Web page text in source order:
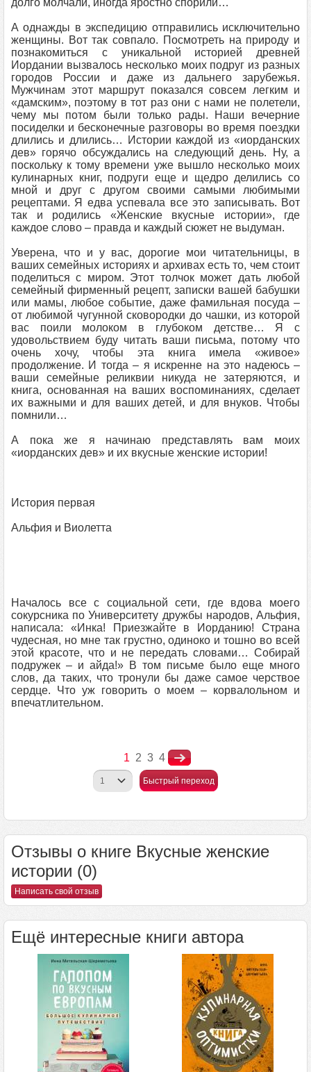
долго молчали, иногда яростно спорили…
А однажды в экспедицию отправились исключительно
женщины. Вот так совпало. Посмотреть на природу и
познакомиться с уникальной историей древней
Иордании вызвалось несколько моих подруг из разных
городов России и даже из дальнего зарубежья.
Мужчинам этот маршрут показался совсем легким и
«дамским», поэтому в тот раз они с нами не полетели,
чему мы потом были только рады. Наши вечерние
посиделки и бесконечные разговоры во время поездки
длились и длились… Истории каждой из «иорданских
дев» горячо обсуждались на следующий день. Ну, а
поскольку к тому времени уже вышло несколько моих
кулинарных книг, подруги еще и щедро делились со
мной и друг с другом своими самыми любимыми
рецептами. Я едва успевала все это записывать. Вот
так и родились «Женские вкусные истории», где
каждое слово – правда и каждый сюжет не выдуман.
Уверена, что и у вас, дорогие мои читательницы, в
ваших семейных историях и архивах есть то, чем стоит
поделиться с миром. Этот толчок может дать любой
семейный фирменный рецепт, записки вашей бабушки
или мамы, любое событие, даже фамильная посуда –
от любимой чугунной сковородки до чашки, из которой
вас поили молоком в глубоком детстве… Я с
удовольствием буду читать ваши письма, потому что
очень хочу, чтобы эта книга имела «живое»
продолжение. И тогда – я искренне на это надеюсь –
ваши семейные реликвии никуда не затеряются, и
книга, основанная на ваших воспоминаниях, сделает
их важными и для ваших детей, и для внуков. Чтобы
помнили…
А пока же я начинаю представлять вам моих
«иорданских дев» и их вкусные женские истории!
История первая
Альфия и Виолетта
Началось все с социальной сети, где вдова моего
сокурсника по Университету дружбы народов, Альфия,
написала: «Инка! Приезжайте в Иорданию! Страна
чудесная, но мне так грустно, одиноко и тошно во всей
этой красоте, что и не передать словами… Собирай
подружек – и айда!» В том письме было еще много
слов, да таких, что тронули бы даже самое черствое
сердце. Что уж говорить о моем – корвалольном и
впечатлительном.
1 2 3 4
Быстрый переход
Отзывы о книге Вкусные женские
истории (0)
Написать свой отзыв
Ещё интересные книги автора